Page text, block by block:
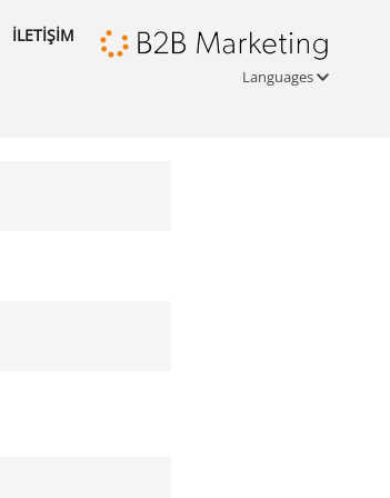
Languages
İLETİŞİM